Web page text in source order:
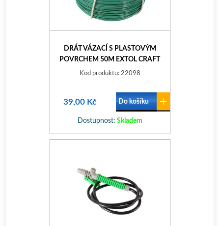
DRÁT VÁZACÍ S PLASTOVÝM
POVRCHEM 50M EXTOL CRAFT
Kod produktu: 22098
39,00 Kč Do košíku
Dostupnost: Skladem